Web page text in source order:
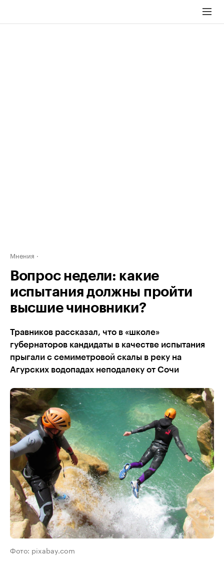
Мнения
Вопрос недели: какие
испытания должны пройти
высшие чиновники?
Травников рассказал, что в «школе»
губернаторов кандидаты в качестве испытания
прыгали с семиметровой скалы в реку на
Агурских водопадах неподалеку от Сочи
Фото: pixabay.com